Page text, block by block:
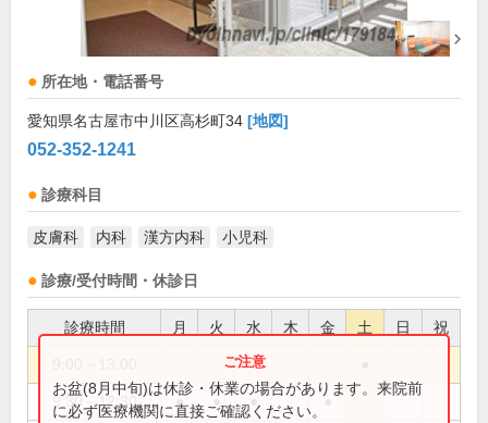
所在地・電話番号
愛知県名古屋市中川区高杉町34 [地図]
052-352-1241
診療科目
皮膚科 内科 漢方内科 小児科
診療/受付時間・休診日
診療時間 月 火 水 木 金 土 日 祝
9:30～12:30 ● ● ● ●
お盆(8月中旬)は休診・休業の場合があります。来院前
に必ず医療機関に直接ご確認ください。